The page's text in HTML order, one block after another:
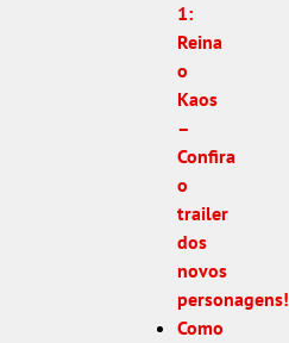
1:
Reina
o
Kaos
–
Confira
o
trailer
dos
novos
personagens!
Como